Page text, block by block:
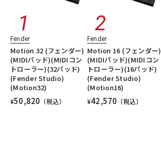
Fender
Motion 32 (フェンダー)
(MIDIパッド)(MIDIコン
トローラー)(32パッド)
(Fender Studio)
(Motion32)
¥50,820 （税込）
Fender
Motion 16 (フェンダー)
(MIDIパッド)(MIDIコン
トローラー)(16パッド)
(Fender Studio)
(Motion16)
¥42,570 （税込）